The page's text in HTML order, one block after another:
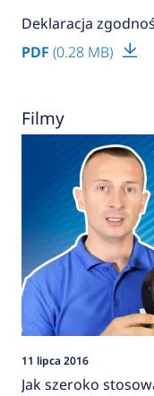
Deklaracja
PDF (0.28 MB)
Filmy
11 lipca 2016
Jak szeroko